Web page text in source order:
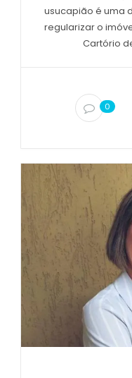
usucapião é uma
regularizar o
Cartório
0